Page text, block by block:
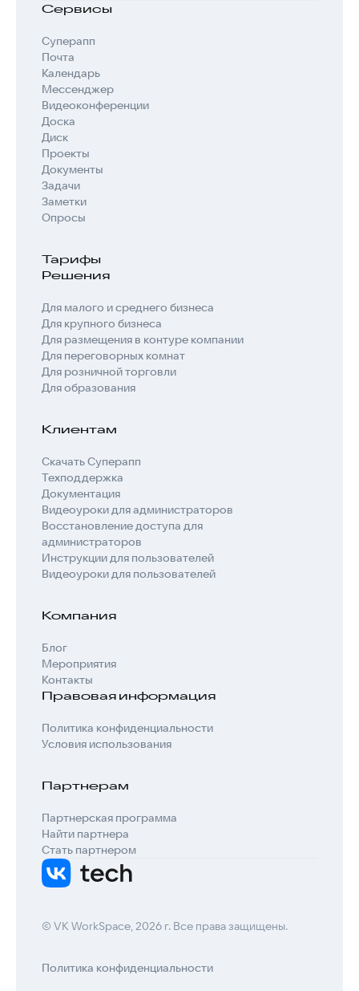
Сервисы
Суперапп
Почта
Календарь
Мессенджер
Видеоконференции
Доска
Диск
Проекты
Документы
Задачи
Заметки
Опросы
Тарифы
Решения
Для малого и среднего бизнеса
Для крупного бизнеса
Для размещения в контуре компании
Для переговорных комнат
Для розничной торговли
Для образования
Клиентам
Скачать Суперапп
Техподдержка
Документация
Видеоуроки для администраторов
Восстановление доступа для
администраторов
Инструкции для пользователей
Видеоуроки для пользователей
Компания
Блог
Мероприятия
Контакты
Правовая информация
Политика конфиденциальности
Условия использования
Партнерам
Партнерская программа
Найти партнера
Стать партнером
© VK WorkSpace, 2026 г. Все права защищены.
Политика конфиденциальности